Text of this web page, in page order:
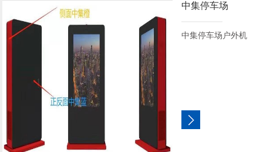
中集停车场
中集停车场户外机